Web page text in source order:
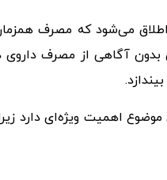
می‌شود که مصرف
آگاهی از مصرف داروی
اهمیت ویژه‌ای دارد